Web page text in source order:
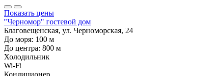
Показать цены
"Черномор" гостевой дом
Благовещенская, ул. Черноморская, 24
До моря: 100 м
До центра: 800 м
Холодильник
Wi-Fi
Кондиционер